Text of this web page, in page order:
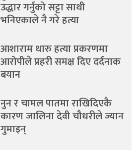
उद्धार गर्नुको सट्टा साथी
भनिएकाले नै गरे हत्या
आशाराम थारु हत्या प्रकरणमा
आरोपीले प्रहरी समक्ष दिए दर्दनाक
बयान
नुन र चामल पातमा राखिदिएकै
कारण जालिना देवी चौधरीले ज्यान
गुमाइन्